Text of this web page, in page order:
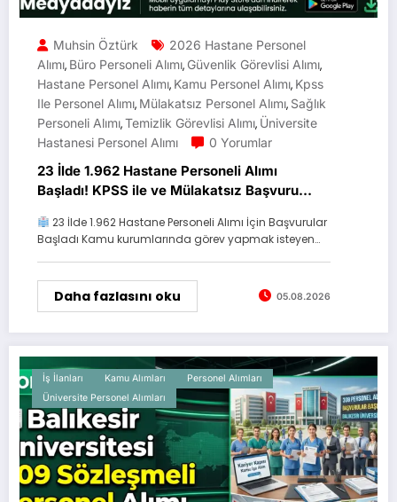
Muhsin Öztürk
2026 Hastane Personel
Alımı, Büro Personeli Alımı, Güvenlik Görevlisi Alımı,
Hastane Personel Alımı, Kamu Personel Alımı, Kpss
Ile Personel Alımı, Mülakatsız Personel Alımı, Sağlık
Personeli Alımı,Temizlik Görevlisi Alımı, Üniversite
Hastanesi Personel Alımı
0 Yorumlar
23 İlde 1.962 Hastane Personeli Alımı
Başladı! KPSS ile ve Mülakatsız Başvuru
23 İlde 1.962 Hastane Personeli Alımı İçin Başvurular
Başladı Kamu kurumlarında görev yapmak isteyen…
Daha fazlasını oku 05.08.2026
İş İlanları Kamu Alımları
Personel Alımları
Üniversite Personel Alımları